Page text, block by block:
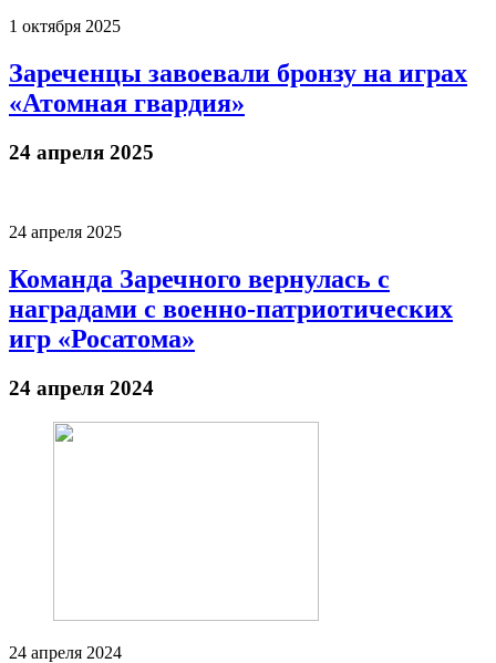
1 октября 2025
Зареченцы завоевали бронзу на играх
«Атомная гвардия»
24 апреля 2025
24 апреля 2025
Команда Заречного вернулась с
наградами с военно-патриотических
игр «Росатома»
24 апреля 2024
24 апреля 2024